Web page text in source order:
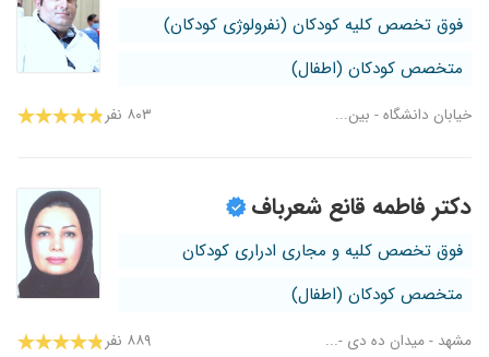
فوق تخصص کلیه کودکان (نفرولوژی کودکان)
متخصص کودکان (اطفال)
خیابان دانشگاه - بین... ۸۰۳ نفر
دکتر فاطمه قانع شعرباف
فوق تخصص کلیه و مجاری ادراری کودکان
متخصص کودکان (اطفال)
مشهد - میدان ده دی -... ۸۸۹ نفر